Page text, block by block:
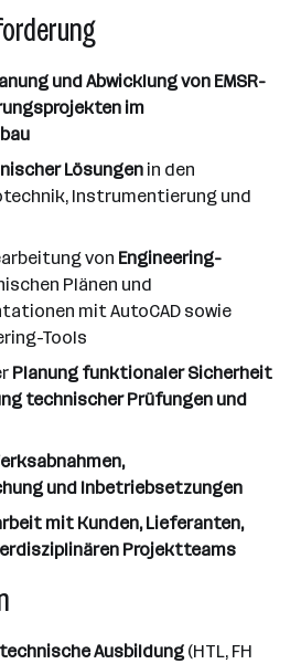
und Abwicklung von EMSR-
im
Lösungen in den
Instrumentierung und
von Engineering-
Plänen und
mit AutoCAD sowie
Tools
Planung funktionaler Sicherheit
technischer Prüfungen und
und Inbetriebsetzungen
mit Kunden, Lieferanten,
Projektteams
technische Ausbildung (HTL, FH